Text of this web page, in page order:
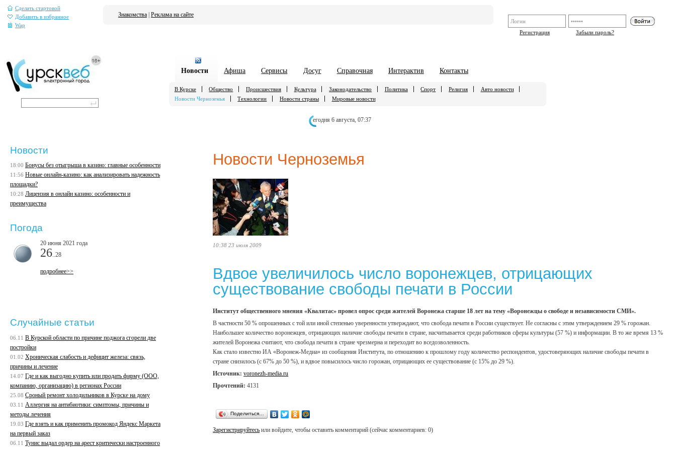
Сделать стартовой
Добавить в избранное
Wap
Регистрация
Забыли пароль?
Знакомства Реклама на сайте
Новости Афиша Сервисы Досуг Справочная Интерактив Контакты
В Курске Общество Происшествия Культура Законодательство Политика Спорт Религия
Авто новости
Новости Черноземья
Технологии Новости страны Мировые новости
егодня 6 августа, 07:37
Новости Черноземья
10:38 23 июля 2009
Вдвое увеличилось число воронежцев, отрицающих
существование свободы печати в России
Институт общественного мнения «Квалитас» провел опрос среди жителей Воронежа старше 18 лет на тему «Воронежцы о свободе и независимости СМИ».
В частности 50 % опрошенных с той или иной степенью уверенности утверждают, что свобода печати в России существует. Не согласны с этим утверждением 29 % горожан.
Наибольшее количество воронежцев, отрицающих наличие свободы печати в стране, насчитывается среди работников сферы культуры (57 %) и информации. В то же время 13 %
жителей Воронежа считают, что свобода печати в стране чрезмерна и переходит во вседозволенность.
Как стало известно ИА «Воронеж-Медиа» из сообщения Института, по отношению к прошлому году количество респондентов, удостоверяющих наличие свободы печати в
стране снизилось (с 67% до 50 %), и вдвое повысилось число горожан, отрицающих ее существование (с 15% до 29 %).
Источник: voronezh-media.ru
Прочтений: 4131
Поделиться…
Зарегистрируйтесь или войдите, чтобы оставить комментарий (сейчас комментариев: 0)
Новости
18:00 Бонусы без отыгрыша в казино: главные особенности
11:56 Новые онлайн-казино: как анализировать надежность
площадки?
10:28 Лицензия в онлайн казино: особенности и
преимущества
Погода
20 июня 2021 года
26 ..28
подробнее>>
Случайные статьи
06.11 В Курской области по причине поджога сгорели две
постройки
01.02 Хроническая слабость и дефицит железа: связь,
причины и лечение
14.07 Где и как выгодно купить или продать фирму (ООО,
компанию, организацию) в регионах России
25.08 Сроный ремонт холодильников в Курске на дому
03.11 Аллергия на антибиотики: симптомы, причины и
методы лечения
19.03 Где взять и как применить промокод Яндекс Маркета
на первый заказ
06.11 Тунис выдал ордер на арест критически настроенного